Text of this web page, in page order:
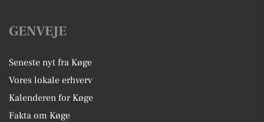
GENVEJE
Seneste nyt fra Køge
Vores lokale erhverv
Kalenderen for Køge
Fakta om Køge